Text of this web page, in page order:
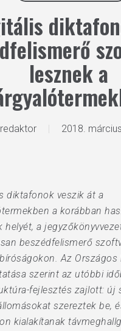
lesznek a
redaktor 2018.
diktafonok veszik át a
a korábban
helyét, a
beszédfelismerő
Az Országos
szerint az utóbbi
fejlesztés zajlott: új
szereztek be,
kialakítanak